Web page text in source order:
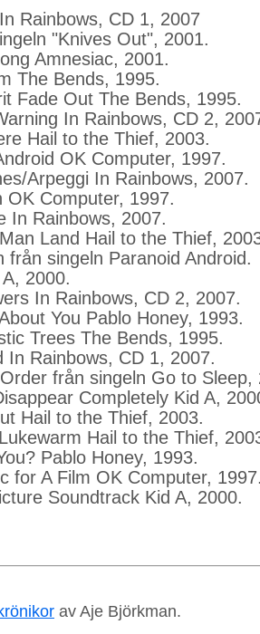
Rainbows, CD 1, 2007
"Knives Out", 2001.
Amnesiac, 2001.
The Bends, 1995.
Fade Out The Bends, 1995.
In Rainbows, CD 2,
Hail to the Thief, 2003.
OK Computer, 1997.
Arpeggi In Rainbows, 2007.
OK Computer, 1997.
In Rainbows, 2007.
Land Hail to the Thief,
från singeln Paranoid Android.
2000.
In Rainbows, CD 2, 2007.
You Pablo Honey, 1993.
Trees The Bends, 1995.
In Rainbows, CD 1, 2007.
från singeln Go to Sleep,
Completely Kid A,
Hail to the Thief, 2003.
Hail to the Thief,
Pablo Honey, 1993.
for A Film OK Computer,
Soundtrack Kid A, 2000.
av Aje Björkman.